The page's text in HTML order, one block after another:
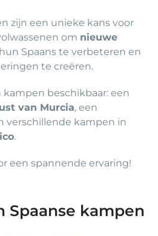
zijn een unieke kans voor
om nieuwe
Spaans te verbeteren en
te creëren.
beschikbaar: een
van Murcia, een
verschillende kampen in
.
een spannende ervaring!
Spaanse kampen